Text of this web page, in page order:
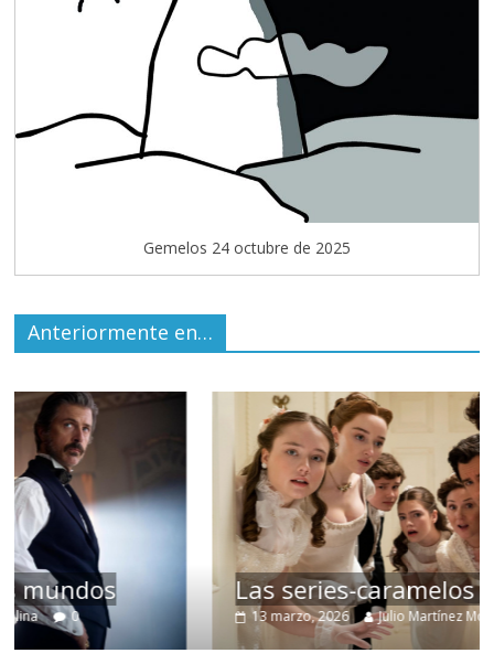
Gemelos 24 octubre de 2025
Anteriormente en…
Las series-caramelos de Shondaland
13 marzo, 2026 Julio Martínez Molina 0